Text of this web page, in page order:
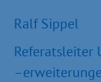
Ralf Sippel
Referatsleiter